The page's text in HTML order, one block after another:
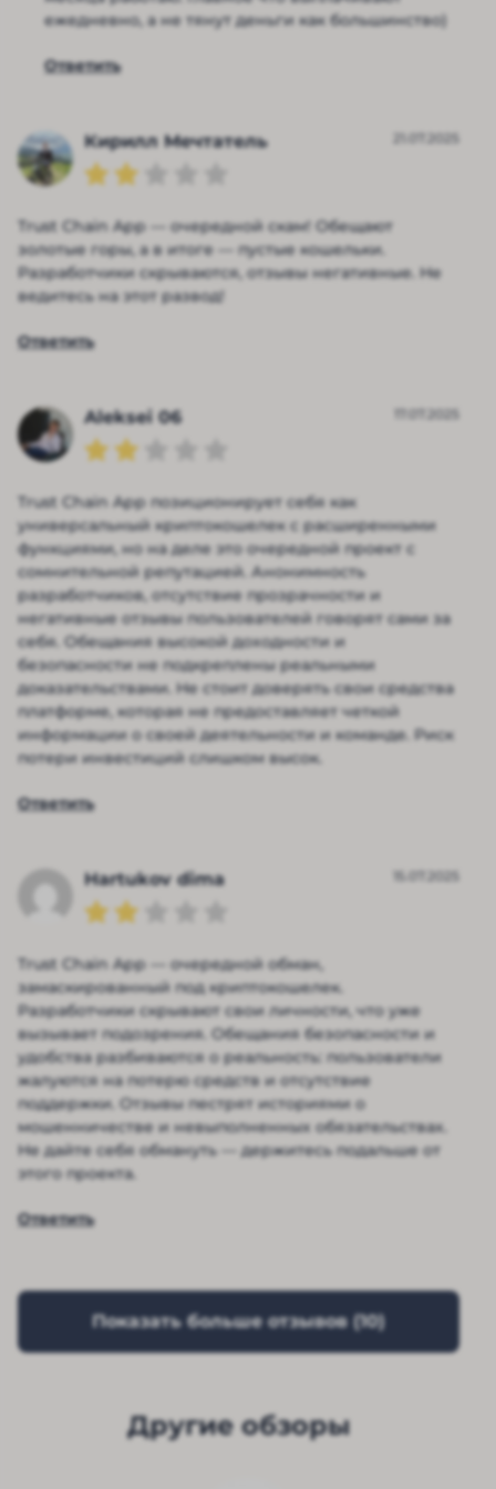
ежедневно, а не тянут деньги как большинство)
Ответить
Кирилл Мечтатель 21.07.2025
Trust Chain App — очередной скам! Обещают
золотые горы, а в итоге — пустые кошельки.
Разработчики скрываются, отзывы негативные. Не
ведитесь на этот развод!
Ответить
Aleksei 06 17.07.2025
Trust Chain App позиционирует себя как
универсальный криптокошелек с расширенными
функциями, но на деле это очередной проект с
сомнительной репутацией. Анонимность
разработчиков, отсутствие прозрачности и
негативные отзывы пользователей говорят сами за
себя. Обещания высокой доходности и
безопасности не подкреплены реальными
доказательствами. Не стоит доверять свои средства
платформе, которая не предоставляет четкой
информации о своей деятельности и команде. Риск
потери инвестиций слишком высок.
Ответить
Hartukov dima 15.07.2025
Trust Chain App — очередной обман,
замаскированный под криптокошелек.
Разработчики скрывают свои личности, что уже
вызывает подозрения. Обещания безопасности и
удобства разбиваются о реальность: пользователи
жалуются на потерю средств и отсутствие
поддержки. Отзывы пестрят историями о
мошенничестве и невыполненных обязательствах.
Не дайте себя обмануть — держитесь подальше от
этого проекта.
Ответить
Показать больше отзывов (10)
Другие обзоры